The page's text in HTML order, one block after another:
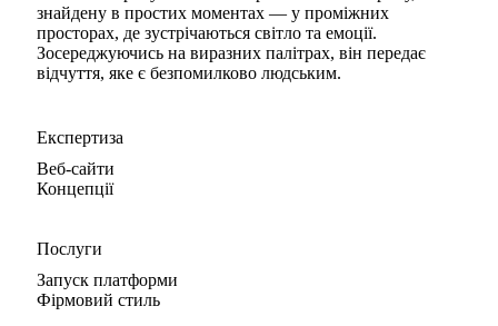
знайдену в простих моментах — у проміжних
просторах, де зустрічаються світло та емоції.
Зосереджуючись на виразних палітрах, він передає
відчуття, яке є безпомилково людським.
Експертиза
Веб-сайти
Концепції
Послуги
Запуск платформи
Фірмовий стиль